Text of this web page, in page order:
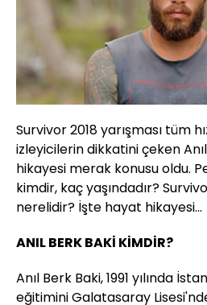
Survivor 2018 yarışması tüm
izleyicilerin dikkatini çeken
hikayesi merak konusu oldu.
kimdir, kaç yaşındadır?
nerelidir? İşte hayat hikayesi...
ANIL BERK BAKİ KİMDİR?
Anıl Berk Baki, 1991 yılında
eğitimini Galatasaray